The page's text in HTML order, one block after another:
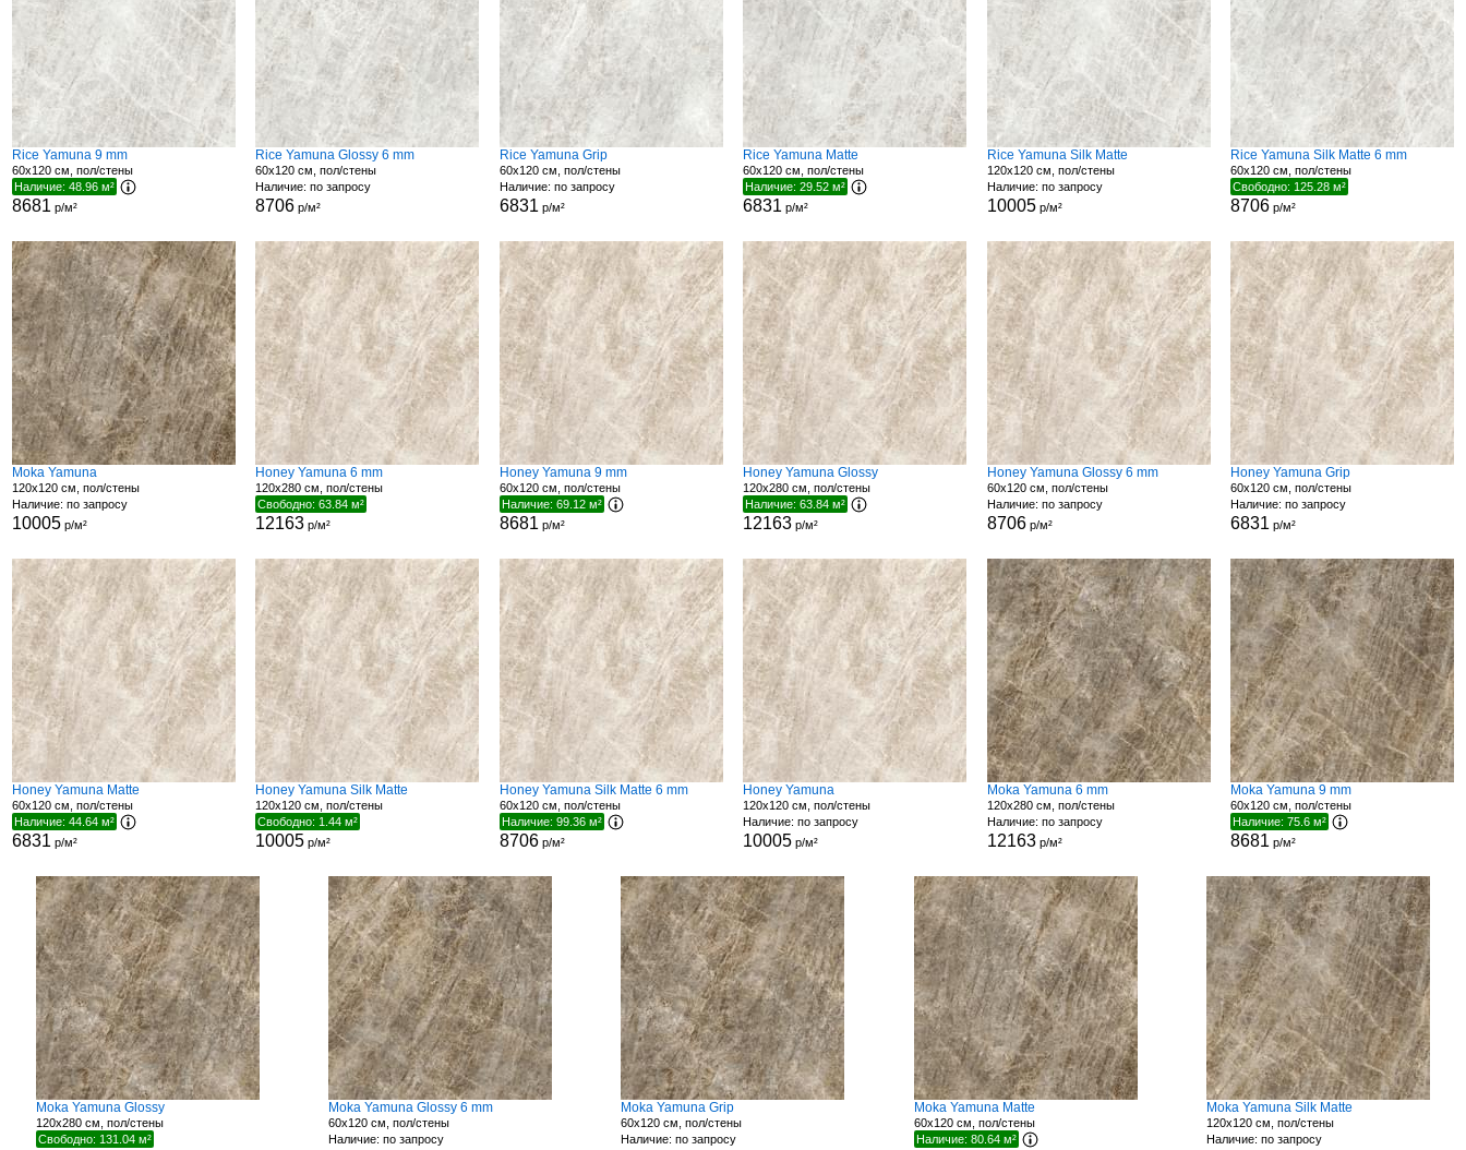
Rice Yamuna 9 mm
60x120 см, пол/стены
Наличие: 48.96 м²
8681 р/м²
Rice Yamuna Glossy 6 mm
60x120 см, пол/стены
Наличие: по запросу
8706 р/м²
Rice Yamuna Grip
60x120 см, пол/стены
Наличие: по запросу
6831 р/м²
Rice Yamuna Matte
60x120 см, пол/стены
Наличие: 29.52 м²
6831 р/м²
Rice Yamuna Silk Matte
120x120 см, пол/стены
Наличие: по запросу
10005р/м²
Rice Yamuna Silk Matte 6 mm
60x120 см, пол/стены
Свободно: 125.28 м²
8706 р/м²
Moka Yamuna
120x120 см, пол/стены
Наличие: по запросу
10005р/м²
Honey Yamuna 6 mm
120x280 см, пол/стены
Свободно: 63.84 м²
12163 р/м²
Honey Yamuna 9 mm
60x120 см, пол/стены
Наличие: 69.12 м²
8681 р/м²
Honey Yamuna Glossy
120x280 см, пол/стены
Наличие: 63.84 м²
12163 р/м²
Honey Yamuna Glossy 6 mm
60x120 см, пол/стены
Наличие: по запросу
8706р/м²
Honey Yamuna Grip
60x120 см, пол/стены
Наличие: по запросу
6831 р/м²
Honey Yamuna Matte
60x120 см, пол/стены
Наличие: 44.64 м²
6831 р/м²
Honey Yamuna Silk Matte
120x120 см, пол/стены
Свободно: 1.44 м²
10005 р/м²
Honey Yamuna Silk Matte 6 mm
60x120 см, пол/стены
Наличие: 99.36 м²
8706р/м²
Honey Yamuna
120x120 см, пол/стены
Наличие: по запросу
10005 р/м²
Moka Yamuna 6 mm
120x280 см, пол/стены
Наличие: по запросу
12163р/м²
Moka Yamuna 9 mm
60x120 см, пол/стены
Наличие: 75.6 м²
8681 р/м²
Moka Yamuna Glossy
120x280 см, пол/стены
Свободно: 131.04 м²
Moka Yamuna Glossy 6 mm
60x120 см, пол/стены
Наличие: по запросу
Moka Yamuna Grip
60x120 см, пол/стены
Наличие: по запросу
Moka Yamuna Matte
60x120 см, пол/стены
Наличие: 80.64 м²
Moka Yamuna Silk Matte
120x120 см, пол/стены
Наличие: по запросу